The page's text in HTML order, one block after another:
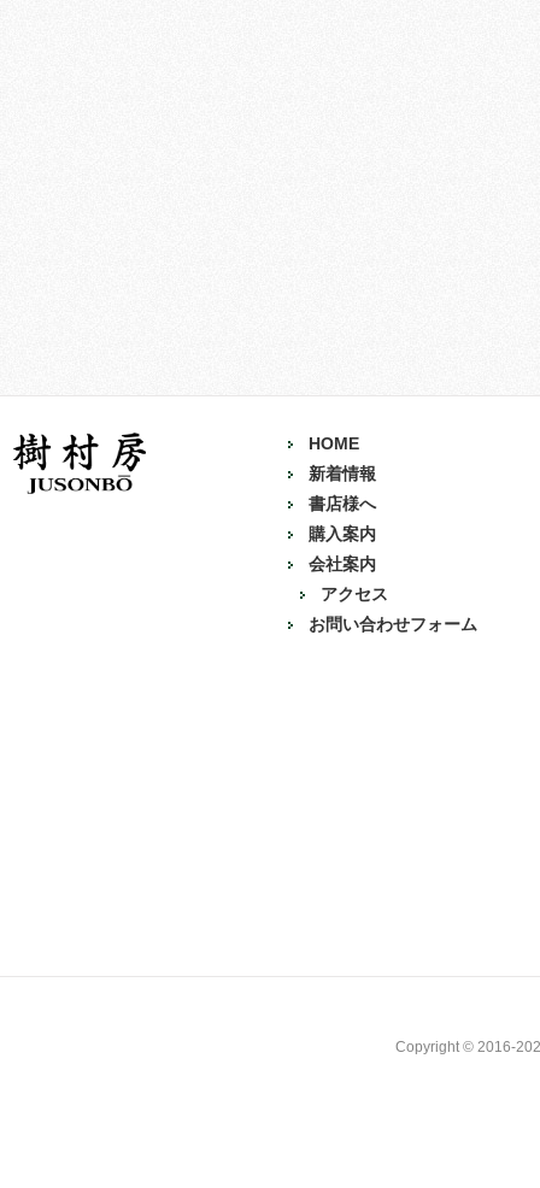
HOME
新着情報
書店様へ
購入案内
会社案内
アクセス
お問い合わせフォーム
Copyright © 2016-